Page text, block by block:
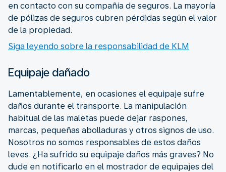
en contacto con su compañía de seguros. La mayoría
de pólizas de seguros cubren pérdidas según el valor
de la propiedad.
Siga leyendo sobre la responsabilidad de KLM
Equipaje dañado
Lamentablemente, en ocasiones el equipaje sufre
daños durante el transporte. La manipulación
habitual de las maletas puede dejar raspones,
marcas, pequeñas abolladuras y otros signos de uso.
Nosotros no somos responsables de estos daños
leves. ¿Ha sufrido su equipaje daños más graves? No
dude en notificarlo en el mostrador de equipajes del